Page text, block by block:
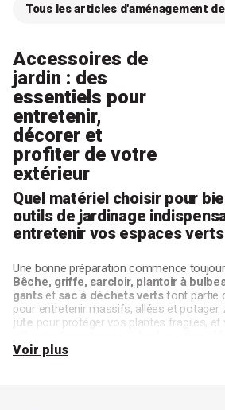
Tous les articles d'aménagement
Accessoires de
jardin : des
essentiels pour
entretenir,
décorer et
profiter de votre
extérieur
Quel matériel choisir pour
outils de jardinage
entretenir vos espaces verts
Une bonne préparation commence
Bêche, griffe, sarcloir, plantoir à
gantset sac à déchets vertsfont partie
pour entretenir massifs, allées et
jute pour protéger vos plantes fragiles, et
Voir plus